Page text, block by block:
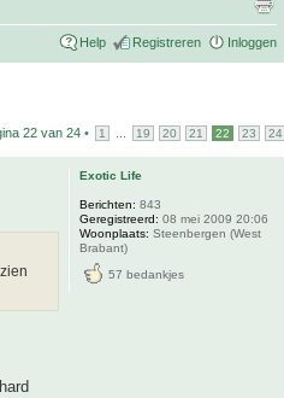
Help Registreren Inloggen
22 van 24 • 1 19 20 21 22 23 24
Exotic Life
Berichten: 843
Geregistreerd: 08 mei 2009 20:06
Woonplaats: Steenbergen (West
Brabant)
57 bedankjes